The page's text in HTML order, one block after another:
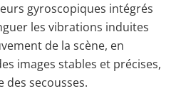
gyroscopiques intégrés
les vibrations induites
de la scène, en
images stables et précises,
des secousses.